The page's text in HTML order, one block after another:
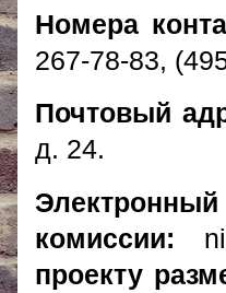
Номера
267-78-83,
Почтовый
д. 24.
комиссии:
проекту